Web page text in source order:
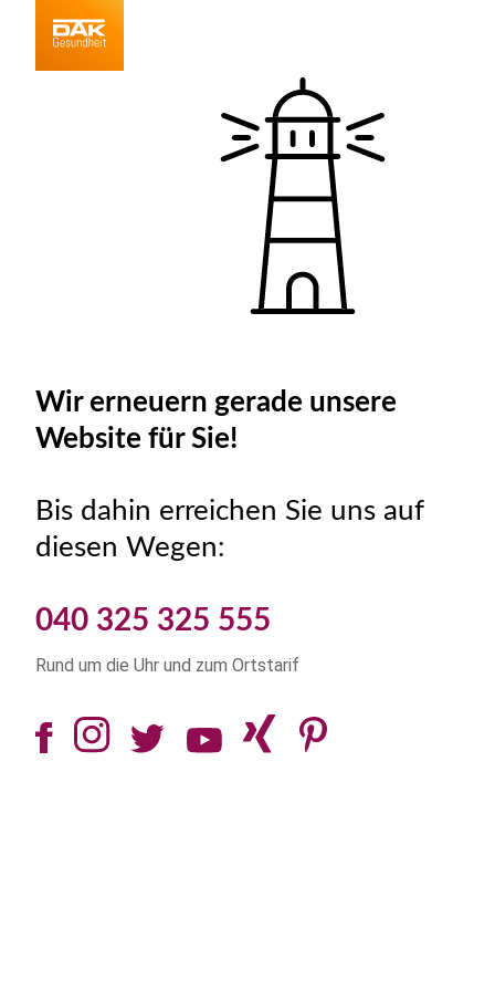
Wir erneuern gerade unsere
Website für Sie!
Bis dahin erreichen Sie uns auf
diesen Wegen:
040 325 325 555
Rund um die Uhr und zum Ortstarif